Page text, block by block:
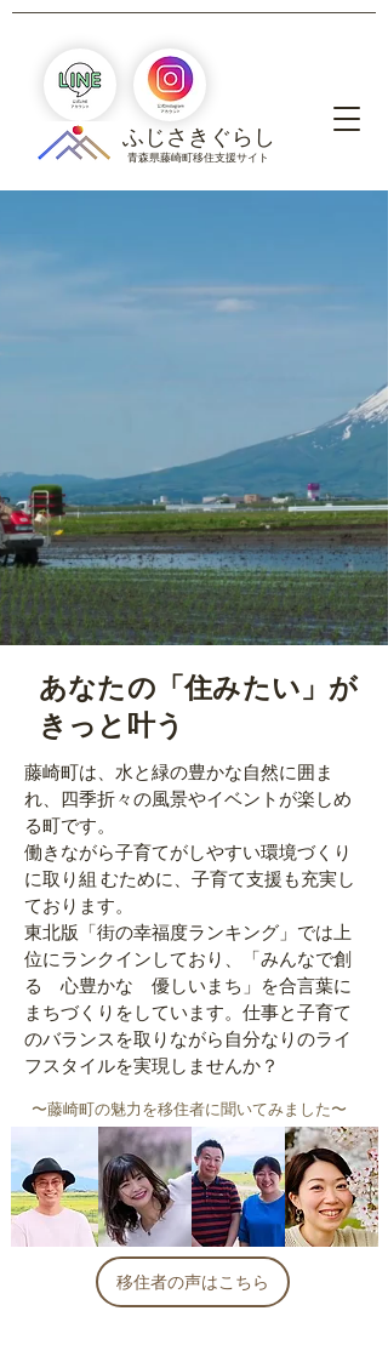
青森県藤崎町移住支援サイト
​ふじさきぐらし
​あなたの「住みたい」が
きっと叶う
藤崎町は、水と緑の豊かな自然に囲ま
れ、四季折々の風景やイベントが楽しめ
る町です。
働きながら子育てがしやすい環境づくり
に取り組 むために、子育て支援も充実し
ております。
東北版「街の幸福度ランキング」では上
位にランクインしており、「みんなで創
る 心豊かな 優しいまち」を合言葉に
まちづくりをしています。仕事と子育て
のバランスを取りながら自分なりのライ
フスタイルを実現しませんか？
​〜藤崎町の魅力を移住者に聞いてみました〜
移住者の声はこちら